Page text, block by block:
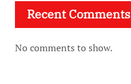
Recent Comments
No comments to show.